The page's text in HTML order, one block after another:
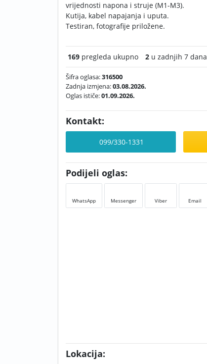
vrijednosti napona i struje (M1-M3).
Kutija, kabel napajanja i uputa.
Testiran, fotografije priložene.
169 pregleda ukupno 2 u zadnjih 7 dana
Šifra oglasa:316500
Zadnja izmjena:03.08.2026.
Oglas ističe:01.09.2026.
Kontakt:
099/330-1331
Podijeli oglas:
WhatsApp Messenger Viber Email
Lokacija: